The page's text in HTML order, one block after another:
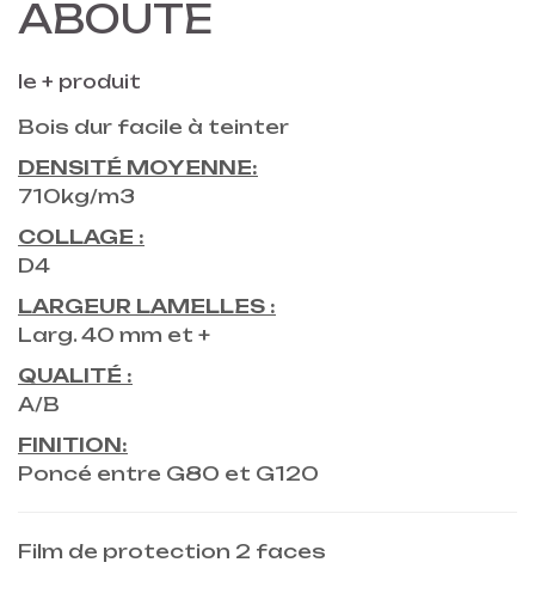
ABOUTE
le + produit
Bois dur facile à teinter
DENSITÉ MOYENNE:
710kg/m3
COLLAGE :
D4
LARGEUR LAMELLES :
Larg. 40 mm et +
QUALITÉ :
A/B
FINITION:
Poncé entre G80 et G120
Film de protection 2 faces